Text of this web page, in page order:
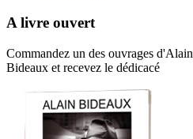
A livre ouvert
Commandez un des ouvrages d'Alain
Bideaux et recevez le dédicacé